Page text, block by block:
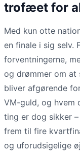
trofæet for
Med kun otte
en finale i sig selv.
forventningerne,
og drømmer om at
bliver afgørende
VM-guld, og hvem
ting er dog sikker
frem til fire
og uforudsigelige